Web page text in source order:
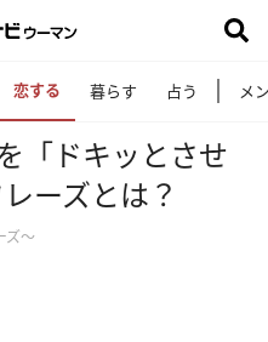
恋する 暮らす 占う メ
「ドキッとさせ
ーズとは？
ズ～